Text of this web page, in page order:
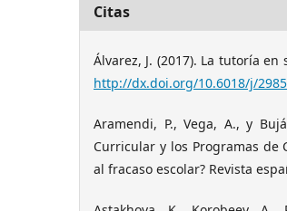
Citas
Álvarez, J. (2017). La tutoría en
http://dx.doi.org/10.6018/j/
Aramendi, P., Vega, A., y
Curricular y los Programas de
al fracaso escolar? Revista